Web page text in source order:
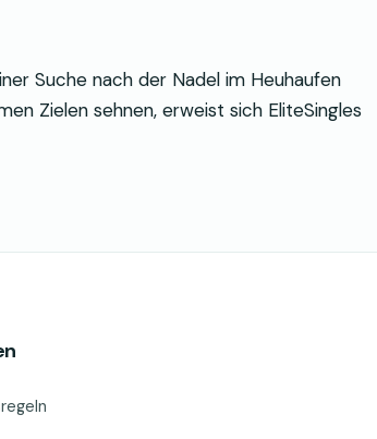
Suche nach der Nadel im Heuhaufen
Zielen sehnen, erweist sich EliteSingles